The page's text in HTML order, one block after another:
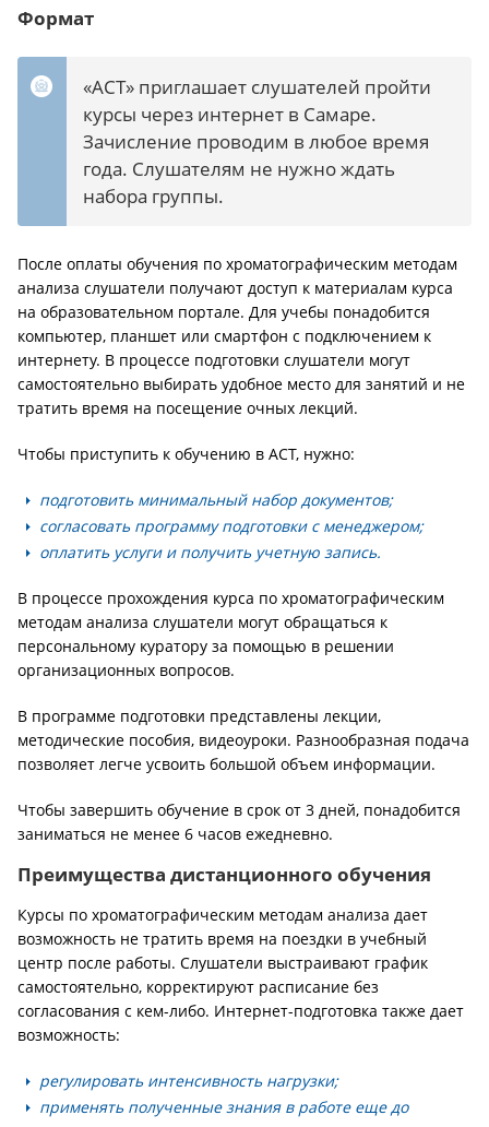
Формат
«АСТ» приглашает слушателей пройти
курсы через интернет в Самаре.
Зачисление проводим в любое время
года. Слушателям не нужно ждать
набора группы.
После оплаты обучения по хроматографическим методам
анализа слушатели получают доступ к материалам курса
на образовательном портале. Для учебы понадобится
компьютер, планшет или смартфон с подключением к
интернету. В процессе подготовки слушатели могут
самостоятельно выбирать удобное место для занятий и не
тратить время на посещение очных лекций.
Чтобы приступить к обучению в АСТ, нужно:
подготовить минимальный набор документов;
согласовать программу подготовки с менеджером;
оплатить услуги и получить учетную запись.
В процессе прохождения курса по хроматографическим
методам анализа слушатели могут обращаться к
персональному куратору за помощью в решении
организационных вопросов.
В программе подготовки представлены лекции,
методические пособия, видеоуроки. Разнообразная подача
позволяет легче усвоить большой объем информации.
Чтобы завершить обучение в срок от 3 дней, понадобится
заниматься не менее 6 часов ежедневно.
Преимущества дистанционного обучения
Курсы по хроматографическим методам анализа дает
возможность не тратить время на поездки в учебный
центр после работы. Слушатели выстраивают график
самостоятельно, корректируют расписание без
согласования с кем-либо. Интернет-подготовка также дает
возможность:
регулировать интенсивность нагрузки;
применять полученные знания в работе еще до